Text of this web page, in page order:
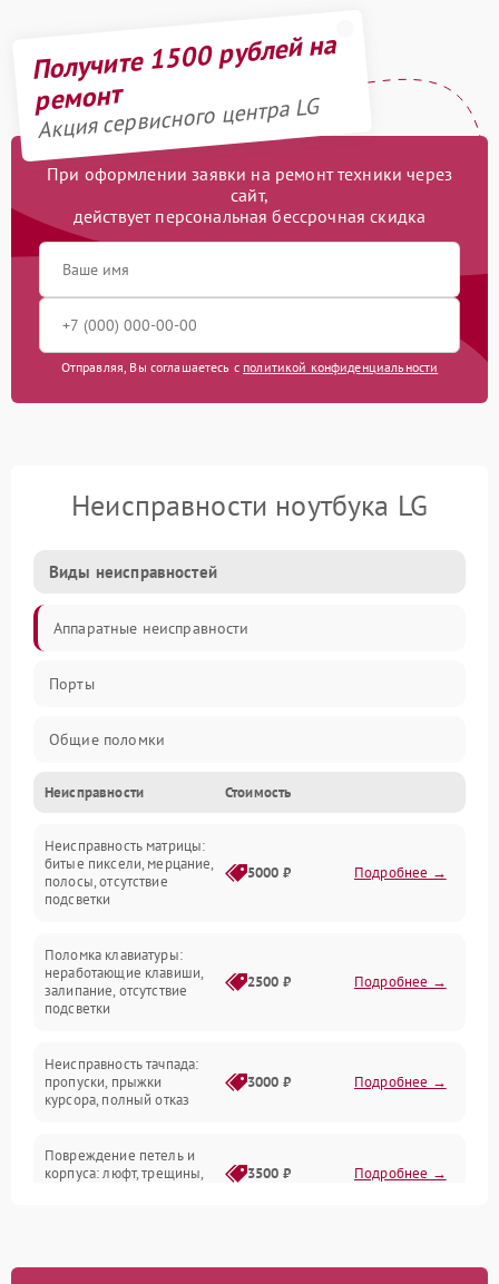
Получите 1500 рублей на
ремонт
Акция сервисного центра LG
При оформлении заявки на ремонт техники через
сайт,
действует персональная бессрочная скидка
Отправляя, Вы соглашаетесь с политикой конфиденциальности
Неисправности ноутбука LG
Виды неисправностей
Аппаратные неисправности
Порты
Общие поломки
Устройства
Программные ошибки
Электрические и системные сбои
Интерфейсные проблемы
Батарея
Сеть и интернет
Неисправности Стоимость
Неисправность матрицы:
битые пиксели, мерцание,
полосы, отсутствие
подсветки
5000 ₽ Подробнее →
Поломка клавиатуры:
неработающие клавиши,
залипание, отсутствие
подсветки
2500 ₽ Подробнее →
Неисправность тачпада:
пропуски, прыжки
курсора, полный отказ
3000 ₽ Подробнее →
Повреждение петель и
корпуса: люфт, трещины,
3500 ₽ Подробнее →
быстрая разрядка,
2500 ₽ Подробнее →